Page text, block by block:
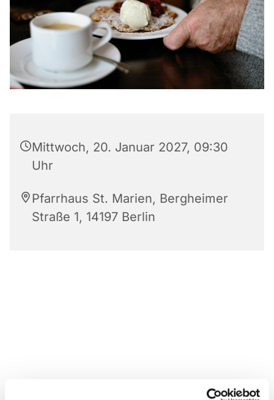
Mittwoch, 20. Januar 2027, 09:30
Uhr
Pfarrhaus St. Marien, Bergheimer
Straße 1, 14197 Berlin